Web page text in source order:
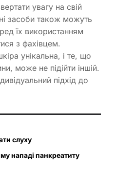
увагу на свій
засоби також можуть
їх використанням
з фахівцем.
унікальна, і те, що
може не підійти іншій.
підхід до
слуху
нападі панкреатиту